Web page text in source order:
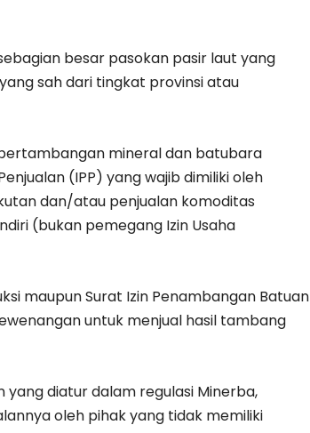
besar pasokan pasir laut yang
sah dari tingkat provinsi atau
mineral dan batubara
(IPP) yang wajib dimiliki oleh
dan/atau penjualan komoditas
(bukan pemegang Izin Usaha
maupun Surat Izin Penambangan Batuan
untuk menjual hasil tambang
diatur dalam regulasi Minerba,
oleh pihak yang tidak memiliki